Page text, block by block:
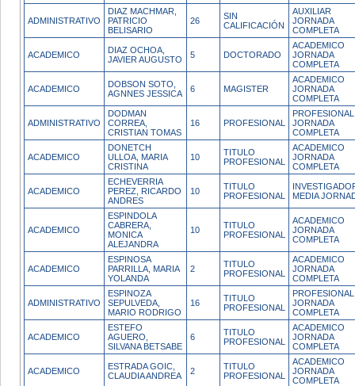
ADMINISTRATIVO
DIAZ MACHMAR,
PATRICIO
BELISARIO
26
SIN
CALIFICACIÓN
AUXILIAR
JORNADA
COMPLETA
ACADEMICO
DIAZ OCHOA,
JAVIER AUGUSTO
5 DOCTORADO
ACADEMICO
JORNADA
COMPLETA
ACADEMICO
DOBSON SOTO,
AGNNES JESSICA
6 MAGISTER
ACADEMICO
JORNADA
COMPLETA
ADMINISTRATIVO
DODMAN
CORREA,
CRISTIAN TOMAS
16 PROFESIONAL
PROFESIONAL
JORNADA
COMPLETA
ACADEMICO
DONETCH
ULLOA, MARIA
CRISTINA
10
TITULO
PROFESIONAL
ACADEMICO
JORNADA
COMPLETA
ACADEMICO
ECHEVERRIA
PEREZ, RICARDO
ANDRES
10
TITULO
PROFESIONAL
MEDIA
ACADEMICO
ESPINDOLA
CABRERA,
MONICA
ALEJANDRA
10
TITULO
PROFESIONAL
ACADEMICO
JORNADA
COMPLETA
ACADEMICO
ESPINOSA
PARRILLA, MARIA
YOLANDA
2
TITULO
PROFESIONAL
ACADEMICO
JORNADA
COMPLETA
ADMINISTRATIVO
ESPINOZA
SEPULVEDA,
MARIO RODRIGO
16
TITULO
PROFESIONAL
PROFESIONAL
JORNADA
COMPLETA
ACADEMICO
ESTEFO
AGUERO,
SILVANA BETSABE
6
TITULO
PROFESIONAL
ACADEMICO
JORNADA
COMPLETA
ACADEMICO
ESTRADA GOIC,
CLAUDIA ANDREA
2
TITULO
PROFESIONAL
ACADEMICO
JORNADA
COMPLETA